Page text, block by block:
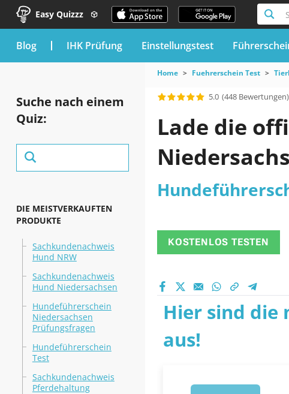
Easy Quizzz
blog IHK Prüfung Einstellungstest
Suche nach einem
Quiz:
DIE MEISTVERKAUFTEN
PRODUKTE
Sachkundenachweis
Hund NRW
Sachkundenachweis
Hund Niedersachsen
Hundeführerschein
Niedersachsen
Prüfungsfragen
Hundeführerschein
Test
Sachkundenachweis
Pferdehaltung
Home Fuehrerschein Test
5.0 (448 Bewertungen)
Lade die
KOSTENLOS TESTEN
Hier sind die
aus!